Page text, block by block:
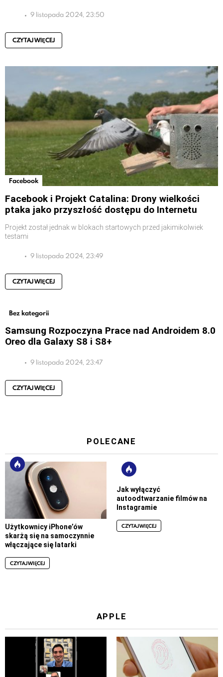
9 listopada 2024, 23:50
CZYTAJ WIĘCEJ
Facebook
Facebook i Projekt Catalina: Drony wielkości
ptaka jako przyszłość dostępu do Internetu
Projekt został jednak w blokach startowych przed jakimikolwiek
testami
9 listopada 2024, 23:49
CZYTAJ WIĘCEJ
Bez kategorii
Samsung Rozpoczyna Prace nad Androidem 8.0
Oreo dla Galaxy S8 i S8+
9 listopada 2024, 23:47
CZYTAJ WIĘCEJ
POLECANE
Użytkownicy iPhone’ów
skarżą się na samoczynnie
włączające się latarki
CZYTAJ WIĘCEJ
Jak wyłączyć
autoodtwarzanie filmów na
Instagramie
CZYTAJ WIĘCEJ
APPLE